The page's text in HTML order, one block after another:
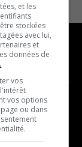
franco
et les
stockées
avec lui,
et
données de
vos
vos options
ou dans